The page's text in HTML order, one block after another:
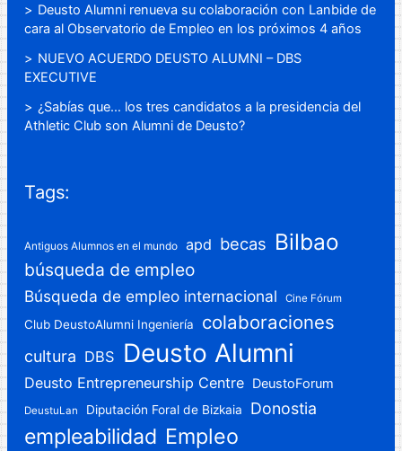
Deusto Alumni renueva su colaboración con Lanbide de
cara al Observatorio de Empleo en los próximos 4 años
NUEVO ACUERDO DEUSTO ALUMNI – DBS
EXECUTIVE
¿Sabías que… los tres candidatos a la presidencia del
Athletic Club son Alumni de Deusto?
Tags:
Antiguos Alumnos en el mundo apd becas Bilbao
búsqueda de empleo
Búsqueda de empleo internacional Cine Fórum
Club DeustoAlumni Ingeniería colaboraciones
cultura DBS Deusto Alumni
Deusto Entrepreneurship Centre DeustoForum
DeustuLan Diputación Foral de Bizkaia Donostia
empleabilidad Empleo